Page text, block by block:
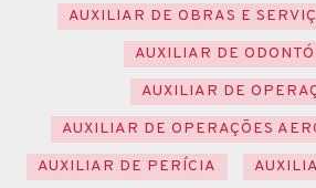
AUXILIAR DE OBRAS E
AUXILIAR DE
AUXILIAR DE
AUXILIAR DE OPERAÇÕES
AUXILIAR DE PERÍCIA